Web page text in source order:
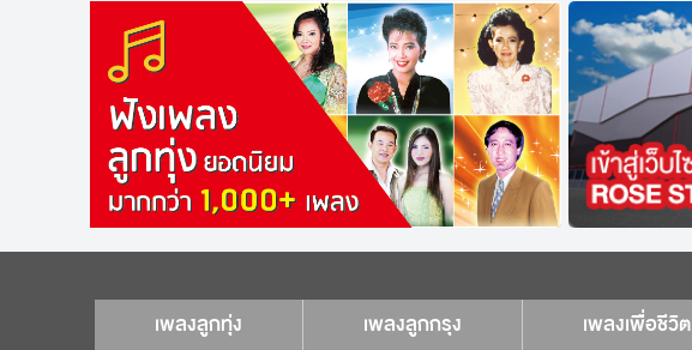
เพลงลูกทุ่ง เพลงลูกกรุง เพลงเพื่อชีวิต